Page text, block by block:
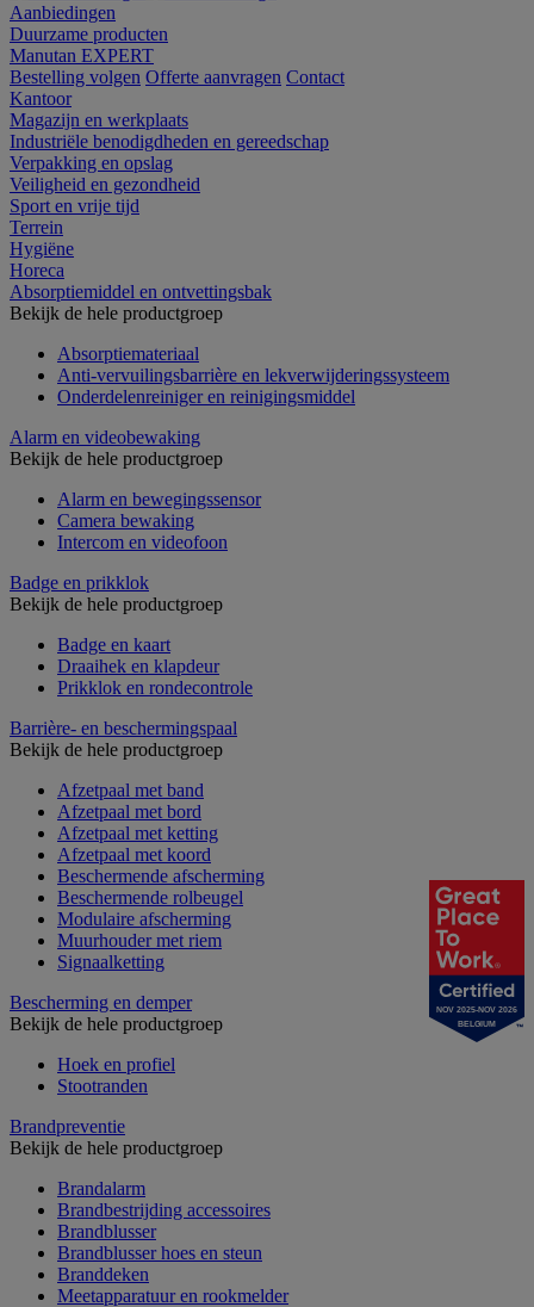
Aanbiedingen
Duurzame producten
Manutan EXPERT
Bestelling volgen Offerte aanvragen Contact
Kantoor
Magazijn en werkplaats
Industriële benodigdheden en gereedschap
Verpakking en opslag
Veiligheid en gezondheid
Sport en vrije tijd
Terrein
Hygiëne
Horeca
Absorptiemiddel en ontvettingsbak
Bekijk de hele productgroep
Absorptiemateriaal
Anti-vervuilingsbarrière en lekverwijderingssysteem
Onderdelenreiniger en reinigingsmiddel
Alarm en videobewaking
Bekijk de hele productgroep
Alarm en bewegingssensor
Camera bewaking
Intercom en videofoon
Badge en prikklok
Bekijk de hele productgroep
Badge en kaart
Draaihek en klapdeur
Prikklok en rondecontrole
Barrière- en beschermingspaal
Bekijk de hele productgroep
Afzetpaal met band
Afzetpaal met bord
Afzetpaal met ketting
Afzetpaal met koord
Beschermende afscherming
Beschermende rolbeugel
Modulaire afscherming
Muurhouder met riem
Signaalketting
Bescherming en demper
Bekijk de hele productgroep
Hoek en profiel
Stootranden
Brandpreventie
Bekijk de hele productgroep
Brandalarm
Brandbestrijding accessoires
Brandblusser
Brandblusser hoes en steun
Branddeken
Meetapparatuur en rookmelder
NOV 2025-NOV 2026
BELGIUM